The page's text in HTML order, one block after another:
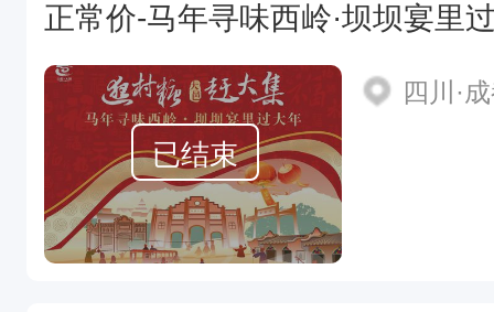
正常价-马年寻味西岭·坝坝宴里
已结束
四川·